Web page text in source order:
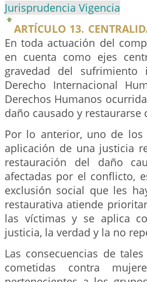
Jurisprudencia Vigencia
ARTÍCULO 13.
En toda actuación del
en cuenta como ejes
gravedad del
Derecho Internacional
Derechos Humanos
daño causado y restaurarse
Por lo anterior, uno de los
aplicación de una justicia
restauración del daño
afectadas por el conflicto,
exclusión social que les
restaurativa atiende
las víctimas y se aplica
justicia, la verdad y la no
Las consecuencias de
cometidas contra